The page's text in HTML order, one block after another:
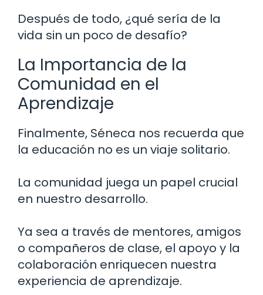
Después de todo, ¿qué sería de la
vida sin un poco de desafío?
La Importancia de la
Comunidad en el
Aprendizaje
Finalmente, Séneca nos recuerda que
la educación no es un viaje solitario.
La comunidad juega un papel crucial
en nuestro desarrollo.
Ya sea a través de mentores, amigos
o compañeros de clase, el apoyo y la
colaboración enriquecen nuestra
experiencia de aprendizaje.